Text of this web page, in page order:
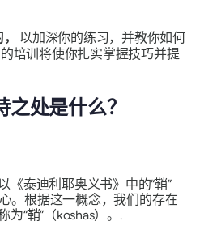
以加深你的练习，并教你如何
培训将使你扎实掌握技巧并提
处是什么？
《泰迪利耶奥义书》中的“鞘”
。根据这一概念，我们的存在
“鞘”（koshas）。.